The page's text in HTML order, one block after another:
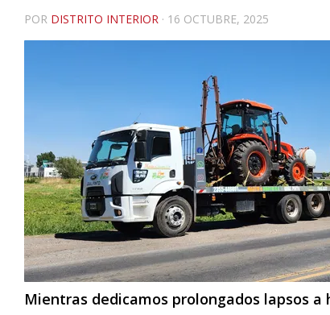
POR DISTRITO INTERIOR · 16 OCTUBRE, 2025
Mientras dedicamos prolongados lapsos